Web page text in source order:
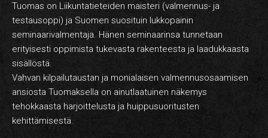
Tuomas on Liikuntatieteiden maisteri (valmennus- ja
testausoppi) ja Suomen suosituin lukkopainin
seminaarivalmentaja. Hänen seminaarinsa tunnetaan
erityisesti oppimista tukevasta rakenteesta ja laadukkaasta
sisällöstä.
Vahvan kilpailutaustan ja monialaisen valmennusosaamisen
ansiosta Tuomaksella on ainutlaatuinen näkemys
tehokkaasta harjoittelusta ja huippusuoritusten
kehittämisestä.